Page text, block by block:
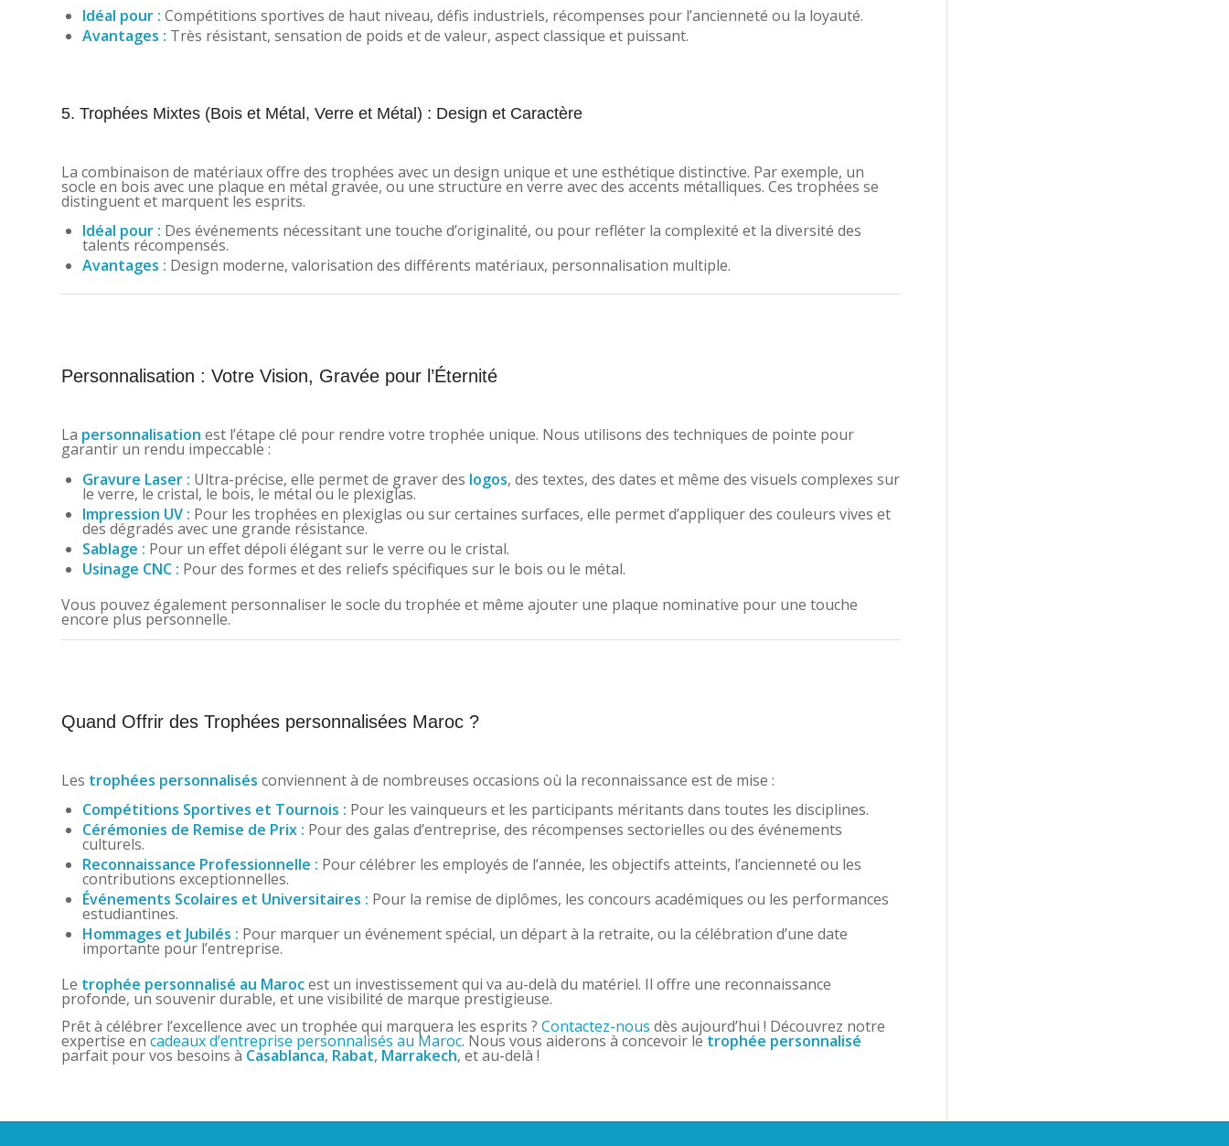
Idéal pour : Compétitions sportives de haut niveau, défis industriels, récompenses pour l’ancienneté ou la loyauté.
Avantages : Très résistant, sensation de poids et de valeur, aspect classique et puissant.
5. Trophées Mixtes (Bois et Métal, Verre et Métal) : Design et Caractère
La combinaison de matériaux offre des trophées avec un design unique et une esthétique distinctive. Par exemple, un
socle en bois avec une plaque en métal gravée, ou une structure en verre avec des accents métalliques. Ces trophées se
distinguent et marquent les esprits.
Idéal pour : Des événements nécessitant une touche d’originalité, ou pour refléter la complexité et la diversité des
talents récompensés.
Avantages : Design moderne, valorisation des différents matériaux, personnalisation multiple.
Personnalisation : Votre Vision, Gravée pour l’Éternité
La personnalisation est l’étape clé pour rendre votre trophée unique. Nous utilisons des techniques de pointe pour
garantir un rendu impeccable :
Gravure Laser : Ultra-précise, elle permet de graver des logos, des textes, des dates et même des visuels complexes sur
le verre, le cristal, le bois, le métal ou le plexiglas.
Impression UV : Pour les trophées en plexiglas ou sur certaines surfaces, elle permet d’appliquer des couleurs vives et
des dégradés avec une grande résistance.
Sablage : Pour un effet dépoli élégant sur le verre ou le cristal.
Usinage CNC : Pour des formes et des reliefs spécifiques sur le bois ou le métal.
Vous pouvez également personnaliser le socle du trophée et même ajouter une plaque nominative pour une touche
encore plus personnelle.
Quand Offrir des Trophées personnalisées Maroc ?
Les trophées personnalisés conviennent à de nombreuses occasions où la reconnaissance est de mise :
Compétitions Sportives et Tournois : Pour les vainqueurs et les participants méritants dans toutes les disciplines.
Cérémonies de Remise de Prix : Pour des galas d’entreprise, des récompenses sectorielles ou des événements
culturels.
Reconnaissance Professionnelle : Pour célébrer les employés de l’année, les objectifs atteints, l’ancienneté ou les
contributions exceptionnelles.
Événements Scolaires et Universitaires : Pour la remise de diplômes, les concours académiques ou les performances
estudiantines.
Hommages et Jubilés : Pour marquer un événement spécial, un départ à la retraite, ou la célébration d’une date
importante pour l’entreprise.
Le trophée personnalisé au Marocest un investissement qui va au-delà du matériel. Il offre une reconnaissance
profonde, un souvenir durable, et une visibilité de marque prestigieuse.
Prêt à célébrer l’excellence avec un trophée qui marquera les esprits ? Contactez-nous dès aujourd’hui ! Découvrez notre
expertise en cadeaux d’entreprise personnalisés au Maroc. Nous vous aiderons à concevoir le trophée personnalisé
parfait pour vos besoins à Casablanca, Rabat, Marrakech, et au-delà !